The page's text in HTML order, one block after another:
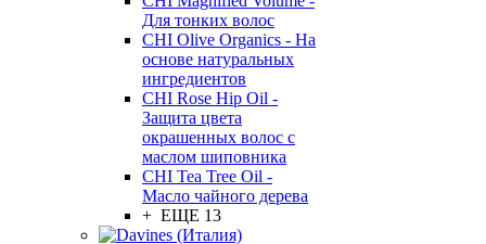
Для тонких волос
CHI Olive Organics - На
основе натуральных
ингредиентов
CHI Rose Hip Oil -
Защита цвета
окрашенных волос с
маслом шиповника
CHI Tea Tree Oil -
Масло чайного дерева
+ ЕЩЕ 13